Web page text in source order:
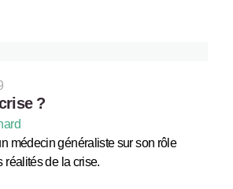
?
médecin généraliste sur son rôle
réalités de la crise.